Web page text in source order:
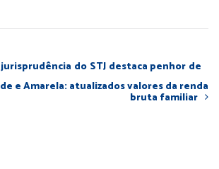
do STJ destaca penhor de
e Amarela: atualizados valores da renda
bruta familiar